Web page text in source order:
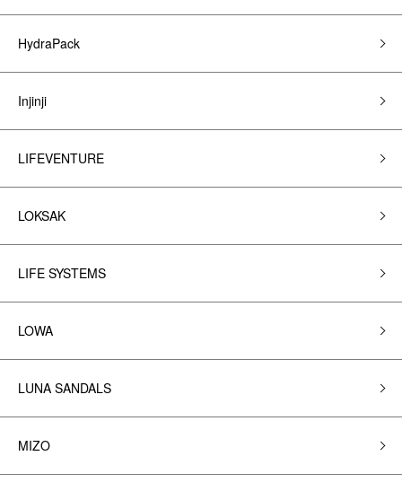
HydraPack
Injinji
LIFEVENTURE
LOKSAK
LIFE SYSTEMS
LOWA
LUNA SANDALS
MIZO